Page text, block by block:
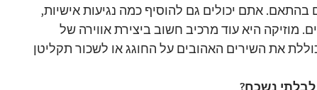
אתם יכולים גם להוסיף כמה נגיעות אישיות,
מוזיקה היא עוד מרכיב חשוב ביצירת אווירה של
את השירים האהובים על החוגג או לשכור תקליטן